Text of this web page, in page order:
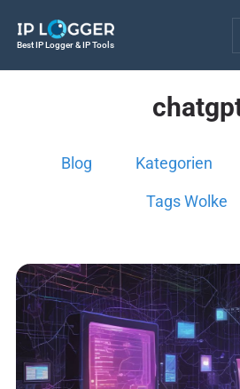
Best IP Logger & IP Tools
Blog Kategorien
Tags Wolke